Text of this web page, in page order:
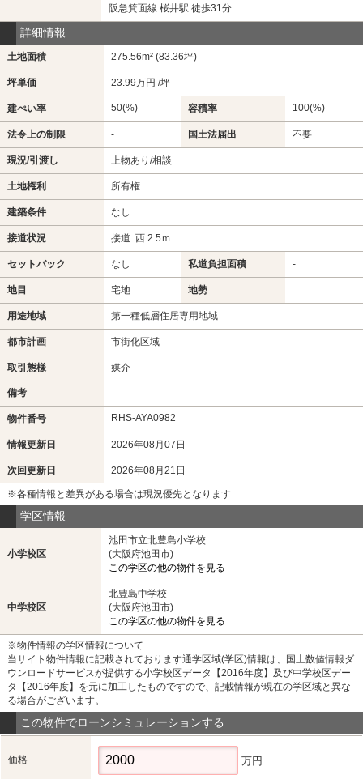
阪急箕面線 桜井駅 徒歩31分
詳細情報
土地面積 275.56m² (83.36坪)
坪単価 23.99万円 /坪
建ぺい率 50(%) 容積率 100(%)
法令上の制限 - 国土法届出 不要
現況/引渡し 上物あり/相談
土地権利 所有権
建築条件 なし
接道状況 接道: 西 2.5ｍ
セットバック なし 私道負担面積 -
地目 宅地 地勢
用途地域 第一種低層住居専用地域
都市計画 市街化区域
取引態様 媒介
備考
物件番号 RHS-AYA0982
情報更新日 2026年08月07日
次回更新日 2026年08月21日
※各種情報と差異がある場合は現況優先となります
学区情報
小学校区
池田市立北豊島小学校
(大阪府池田市)
この学区の他の物件を見る
中学校区
北豊島中学校
(大阪府池田市)
この学区の他の物件を見る
※物件情報の学区情報について
当サイト物件情報に記載されております通学区域(学区)情報は、国土数値情報ダ
ウンロードサービスが提供する小学校区データ【2016年度】及び中学校区デー
タ【2016年度】を元に加工したものですので、記載情報が現在の学区域と異な
る場合がございます。
この物件でローンシミュレーションする
価格 万円